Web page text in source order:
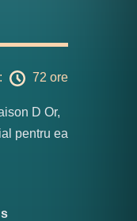
72 ore
D Or,
pentru ea